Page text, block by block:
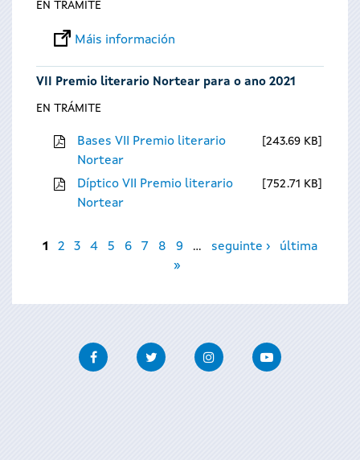
EN TRÁMITE
Máis información
VII Premio literario Nortear para o ano 2021
EN TRÁMITE
Bases VII Premio literario
Nortear
243.69 KB
Díptico VII Premio literario
Nortear
752.71 KB
Páxinas
1 2 3 4 5 6 7 8 9 … seguinte ›
última
»
FacebookTwitter InstagramYoutube